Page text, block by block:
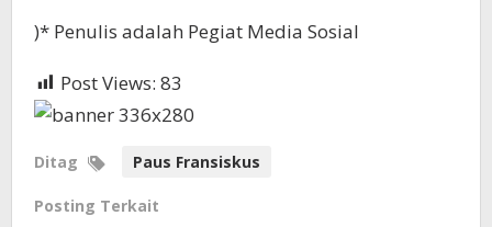
)* Penulis adalah Pegiat Media Sosial
Post Views: 83
Ditag Paus Fransiskus
Posting Terkait